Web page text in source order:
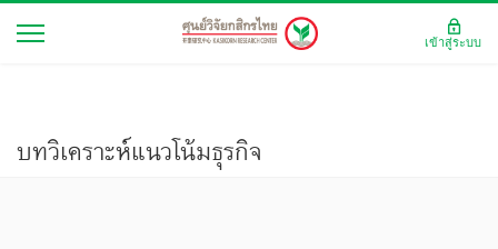
บทวิเคราะห์แนวโน้มธุรกิจ
เข้าสู่ระบบ